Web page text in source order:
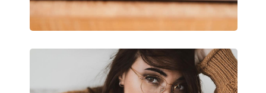
Značka:
Emporio Armani
Kód:
EA 4115 50421W